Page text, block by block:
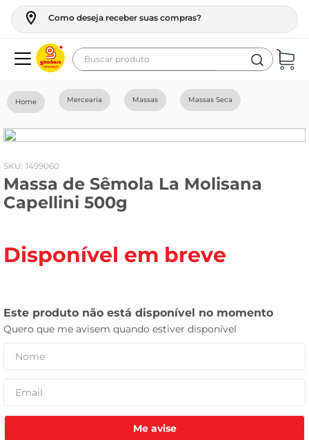
Como deseja receber suas compras?
Buscar produto
Mercearia Massas Massas Seca
: 1499060
Massa de Sêmola La Molisana
Capellini 500g
Disponível em breve
Me avise
geladeira
fogao
café
cerveja
leite
celular